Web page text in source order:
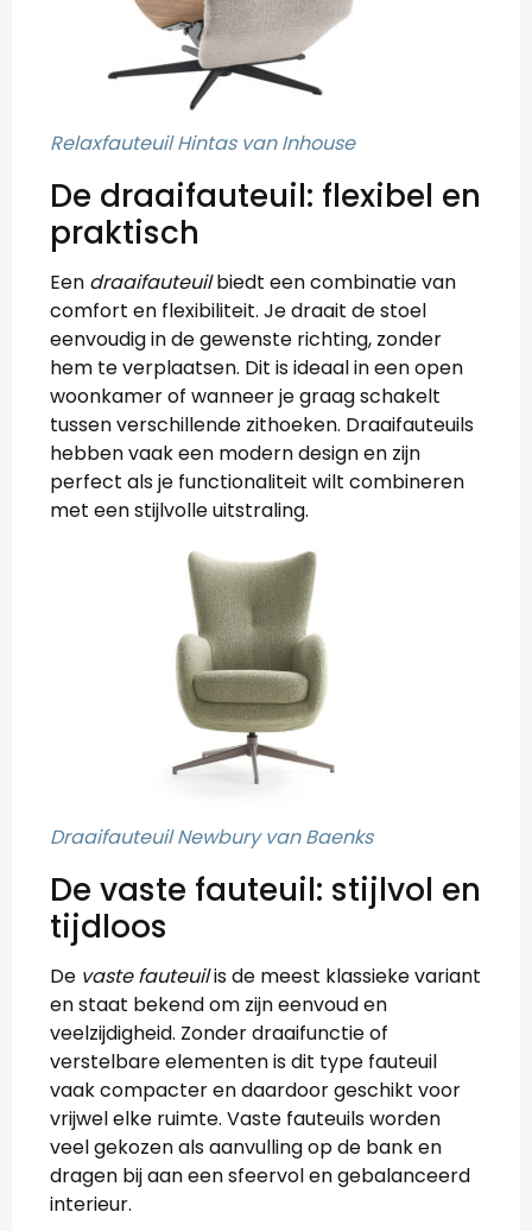
Relaxfauteuil Hintas van Inhouse
De draaifauteuil: flexibel en
praktisch
Een draaifauteuilbiedt een combinatie van
comfort en flexibiliteit. Je draait de stoel
eenvoudig in de gewenste richting, zonder
hem te verplaatsen. Dit is ideaal in een open
woonkamer of wanneer je graag schakelt
tussen verschillende zithoeken. Draaifauteuils
hebben vaak een modern design en zijn
perfect als je functionaliteit wilt combineren
met een stijlvolle uitstraling.
Draaifauteuil Newbury van Baenks
De vaste fauteuil: stijlvol en
tijdloos
De vaste fauteuilis de meest klassieke variant
en staat bekend om zijn eenvoud en
veelzijdigheid. Zonder draaifunctie of
verstelbare elementen is dit type fauteuil
vaak compacter en daardoor geschikt voor
vrijwel elke ruimte. Vaste fauteuils worden
veel gekozen als aanvulling op de bank en
dragen bij aan een sfeervol en gebalanceerd
interieur.